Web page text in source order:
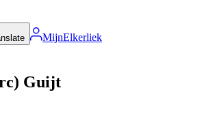
MijnElkerliek
Guijt